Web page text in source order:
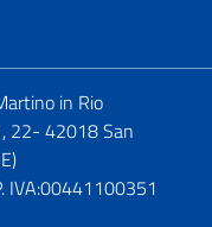
in Rio
22- 42018 San
IVA:00441100351